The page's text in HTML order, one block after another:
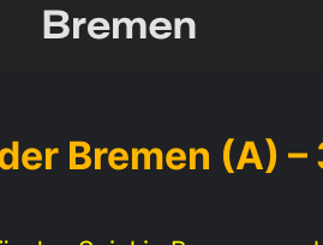
Bremen (A)